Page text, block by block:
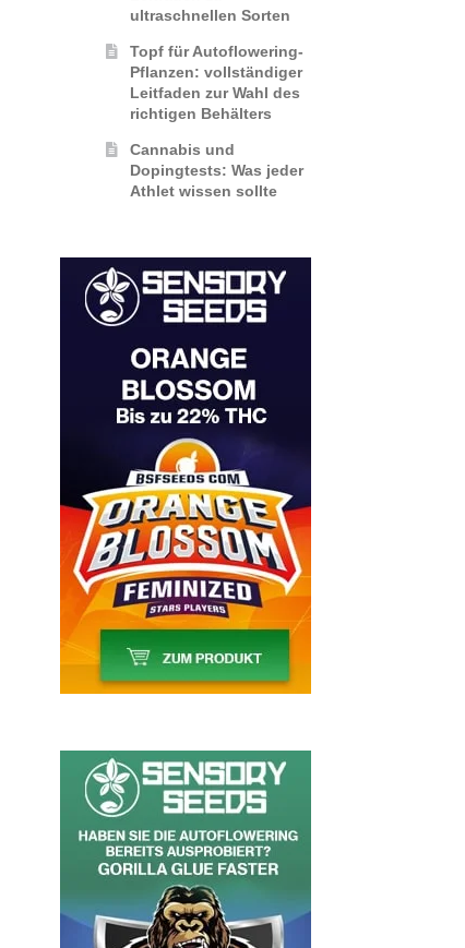
ultraschnellen Sorten
Topf für Autoflowering-
Pflanzen: vollständiger
Leitfaden zur Wahl des
richtigen Behälters
Cannabis und
Dopingtests: Was jeder
Athlet wissen sollte